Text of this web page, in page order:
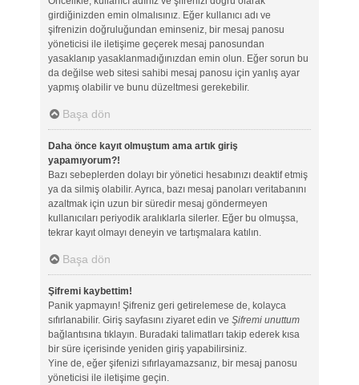
girdiğinizden emin olmalısınız. Eğer kullanıcı adı ve
şifrenizin doğruluğundan eminseniz, bir mesaj panosu
yöneticisi ile iletişime geçerek mesaj panosundan
yasaklanıp yasaklanmadığınızdan emin olun. Eğer sorun bu
da değilse web sitesi sahibi mesaj panosu için yanlış ayar
yapmış olabilir ve bunu düzeltmesi gerekebilir.
Başa dön
Daha önce kayıt olmuştum ama artık giriş
yapamıyorum?!
Bazı sebeplerden dolayı bir yönetici hesabınızı deaktif etmiş
ya da silmiş olabilir. Ayrıca, bazı mesaj panoları veritabanını
azaltmak için uzun bir süredir mesaj göndermeyen
kullanıcıları periyodik aralıklarla silerler. Eğer bu olmuşsa,
tekrar kayıt olmayı deneyin ve tartışmalara katılın.
Başa dön
Şifremi kaybettim!
Panik yapmayın! Şifreniz geri getirelemese de, kolayca
sıfırlanabilir. Giriş sayfasını ziyaret edin ve Şifremi unuttum
bağlantısına tıklayın. Buradaki talimatları takip ederek kısa
bir süre içerisinde yeniden giriş yapabilirsiniz.
Yine de, eğer şifenizi sıfırlayamazsanız, bir mesaj panosu
yöneticisi ile iletişime geçin.